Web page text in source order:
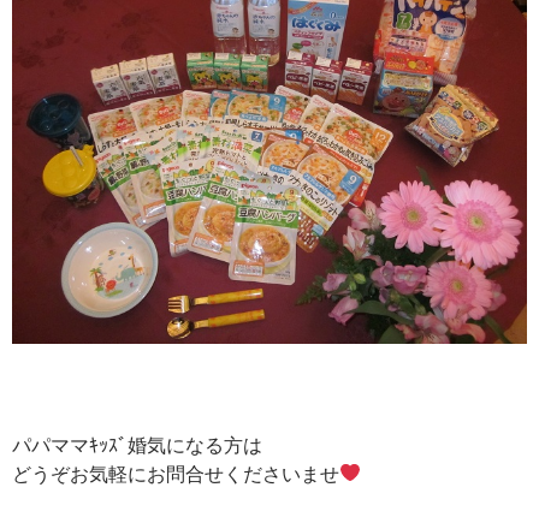
パパママｷｯｽﾞ婚気になる方は
どうぞお気軽にお問合せくださいませ